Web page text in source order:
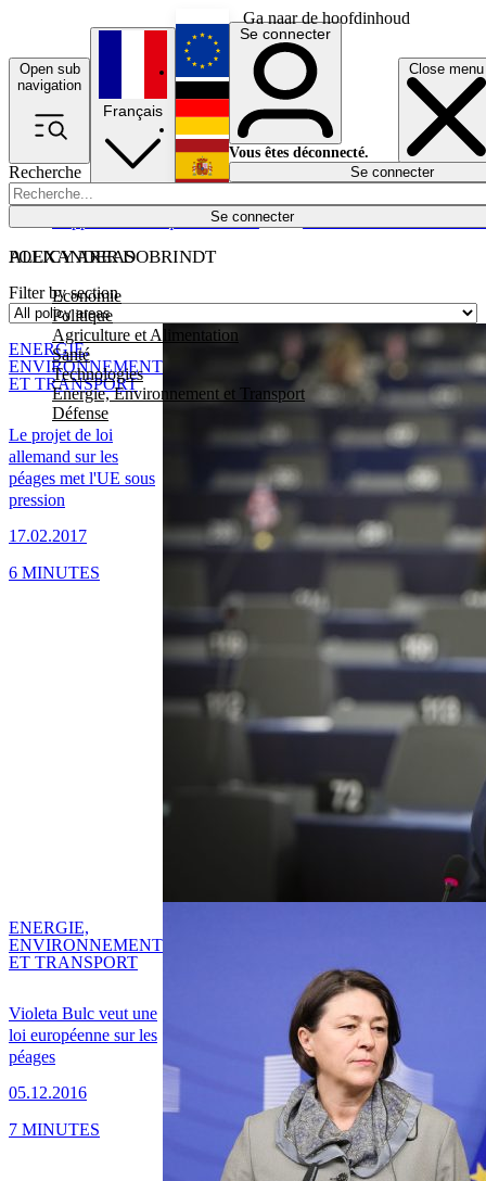
Ga naar de hoofdinhoud
Open sub
navigation
Close menu
Recherche
Se connecter
POLICY AREAS
Economie
Politique
Agriculture et Alimentation
Santé
Technologies
Energie, Environnement et Transport
Défense
Économie
Français
English
Deutsch
Español
Se connecter
Vous êtes déconnecté.
Se connecter
ALEXANDER DOBRINDT
Filter by section
Le projet de loi
allemand sur les
péages met l'UE sous
pression
17.02.2017
ENERGIE,
ENVIRONNEMENT
ET TRANSPORT
6 MINUTES
Violeta Bulc veut une
loi européenne sur les
péages
05.12.2016
ENERGIE,
ENVIRONNEMENT
ET TRANSPORT
7 MINUTES